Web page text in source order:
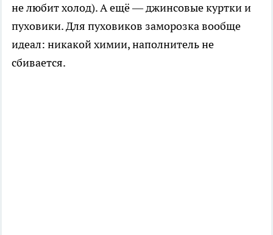
не любит холод). А ещё — джинсовые куртки и
пуховики. Для пуховиков заморозка вообще
идеал: никакой химии, наполнитель не
сбивается.